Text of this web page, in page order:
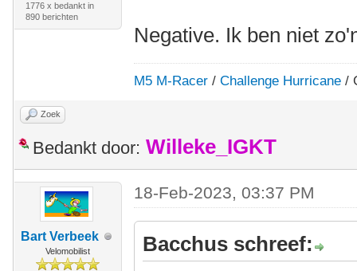
1776 x bedankt in
890 berichten
Negative. Ik ben niet
M5 M-Racer /Challenge Hurricane /
Zoek
Bedankt door: Willeke_IGKT
Bart Verbeek
Velomobilist
18-Feb-2023, 03:37 PM
Bacchus schreef: